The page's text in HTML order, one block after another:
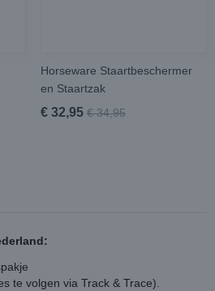
Horseware Staartbeschermer
en Staartzak
€ 32,95 € 34,95
te volgen via Track & Trace).